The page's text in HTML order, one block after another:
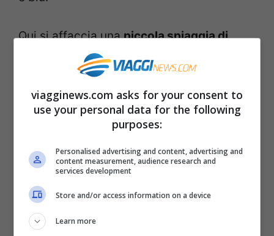
Qui si affaccia unapiccola spiaggia di
sabbia e sassi, circondata da rocce di
granito rosa, sulle quali crescono alberelli
e arbusti mediterranei. Un’autentica
meraviglia. Ma non finisce qui. Poco più a
roccioso che chiude l’insenatura e divide in
piccola, quasiuna piscina naturale
bagnata da un mare ancora più
viagginews.com asks for your consent to
use your personal data for the following
purposes:
Personalised advertising and content, advertising and
content measurement, audience research and
services development
Store and/or access information on a device
Learn more